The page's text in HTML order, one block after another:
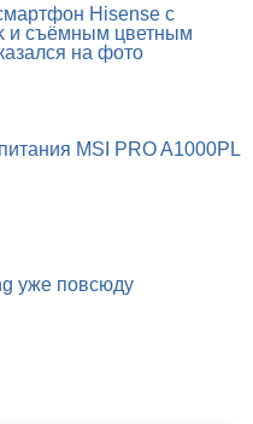
Hisense с
и съёмным цветным
на фото
MSI PRO A1000PL
уже повсюду